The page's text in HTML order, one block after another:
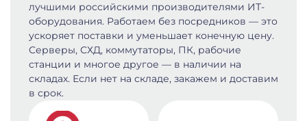
лучшими российскими производителями ИТ-
оборудования. Работаем без посредников — это
ускоряет поставки и уменьшает конечную цену.
Серверы, СХД, коммутаторы, ПК, рабочие
станции и многое другое — в наличии на
складах. Если нет на складе, закажем и доставим
в срок.